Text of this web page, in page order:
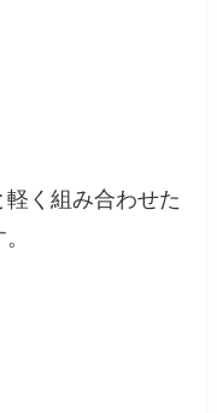
く組み合わせた